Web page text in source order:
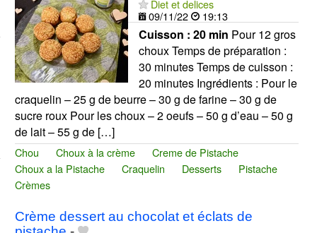
Diet et delices
09/11/22
19:13
Cuisson : 20 min Pour 12 gros
choux Temps de préparation :
30 minutes Temps de cuisson :
20 minutes Ingrédients : Pour le
craquelin – 25 g de beurre – 30 g de farine – 30 g de
sucre roux Pour les choux – 2 oeufs – 50 g d’eau – 50 g
de lait – 55 g de […]
Chou Choux à la crème
Creme de Pistache
Choux a la Pistache
Craquelin Desserts
Pistache
Crèmes
Crème dessert au chocolat et éclats de